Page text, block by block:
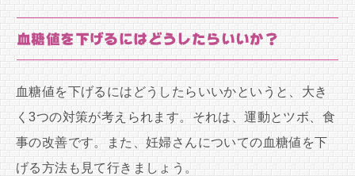
血糖値を下げるにはどうしたらいいか？
血糖値を下げるにはどうしたらいいかというと、大き
く3つの対策が考えられます。それは、運動とツボ、食
事の改善です。また、妊婦さんについての血糖値を下
げる方法も見て行きましょう。